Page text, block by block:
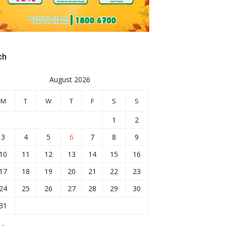
August 2026
M T W T F S S
1
2
3
4 5 6 7 8
9
11 12 13 14 15
16
18 19 20 21 22
23
25 26 27 28 29
30